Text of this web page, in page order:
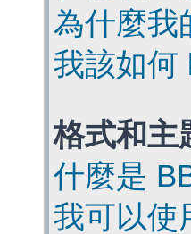
為什麼我
我該如何
格式和主
什麼是
我可以使